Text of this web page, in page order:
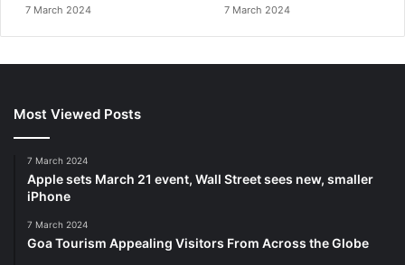
7 March 2024 7 March 2024
Most Viewed Posts
7 March 2024
Apple sets March 21 event, Wall Street sees new, smaller
iPhone
7 March 2024
Goa Tourism Appealing Visitors From Across the Globe